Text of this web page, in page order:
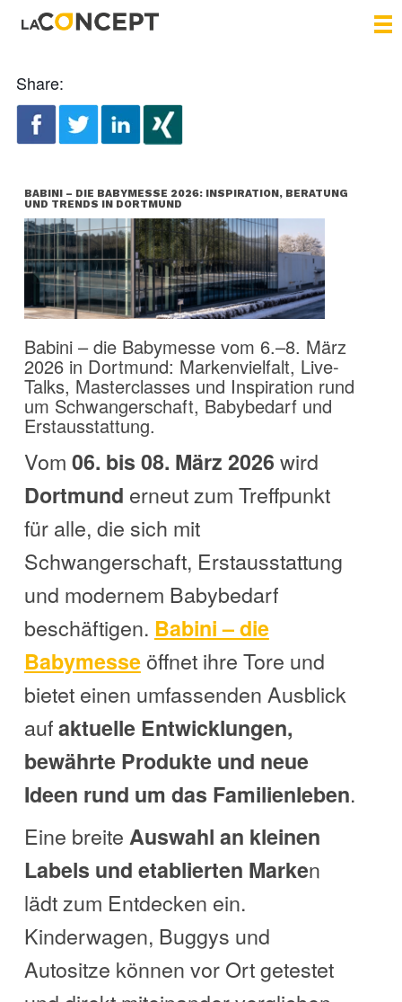
Share:
BABINI – DIE BABYMESSE 2026: INSPIRATION, BERATUNG
UND TRENDS IN DORTMUND
Babini – die Babymesse vom 6.–8. März
2026 in Dortmund: Markenvielfalt, Live-
Talks, Masterclasses und Inspiration rund
um Schwangerschaft, Babybedarf und
Erstausstattung.
Vom 06. bis 08. März 2026 wird
Dortmund erneut zum Treffpunkt
für alle, die sich mit
Schwangerschaft, Erstausstattung
und modernem Babybedarf
beschäftigen. Babini – die
Babymesseöffnet ihre Tore und
bietet einen umfassenden Ausblick
aufaktuelle Entwicklungen,
bewährte Produkte und neue
Ideen rund um das Familienleben.
Eine breite Auswahl an kleinen
Labels und etablierten Marken
lädt zum Entdecken ein.
Kinderwagen, Buggys und
Autositze können vor Ort getestet